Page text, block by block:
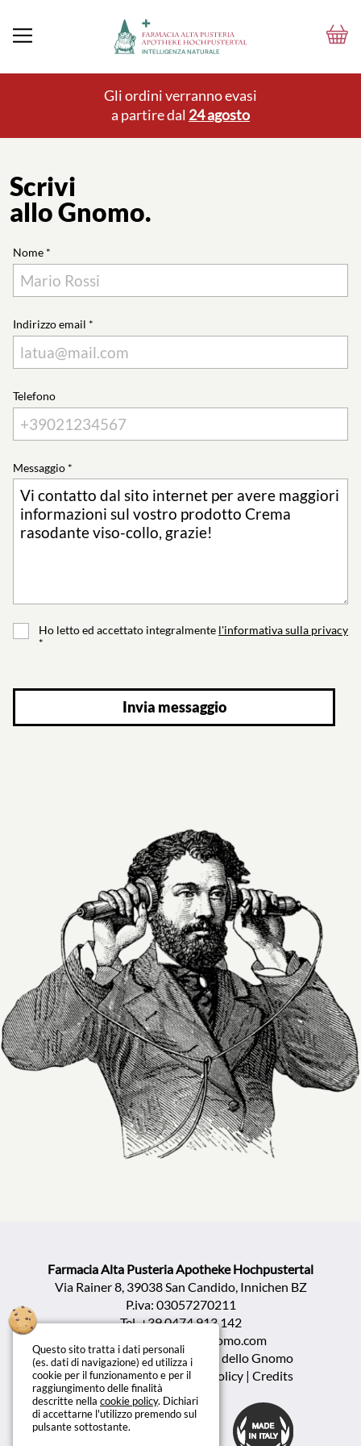
Questo sito tratta i dati personali
(es. dati di navigazione) ed utilizza i
cookie per il funzionamento e per il
raggiungimento delle finalità
descritte nella cookie policy. Dichiari
di accettarne l'utilizzo premendo sul
pulsante sottostante.
Gli ordini verranno evasi
a partire dal 24 agosto
Scrivi
allo Gnomo.
Nome *
Indirizzo email *
Telefono
Messaggio *
Ho letto ed accettato integralmente l'informativa sulla privacy
*
Invia messaggio
Farmacia Alta Pusteria Apotheke Hochpustertal
Via Rainer 8, 39038 San Candido, Innichen BZ
P.iva: 03057270211
Tel.+39 0474 913 142
info@farmaciadellognomo.com
Copyright ©2026 Farmacia dello Gnomo
Privacy policy | Cookie policy | Credits